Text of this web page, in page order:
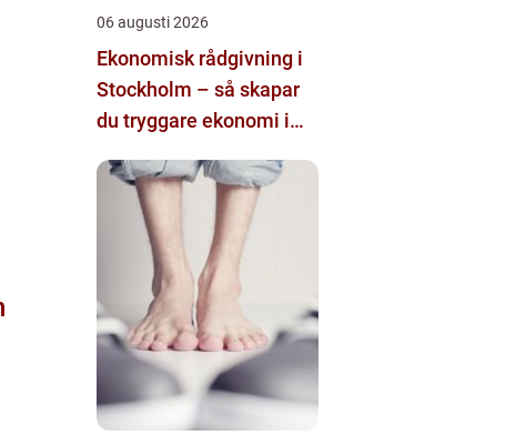
06 augusti 2026
Ekonomisk rådgivning i
Stockholm – så skapar
du tryggare ekonomi i